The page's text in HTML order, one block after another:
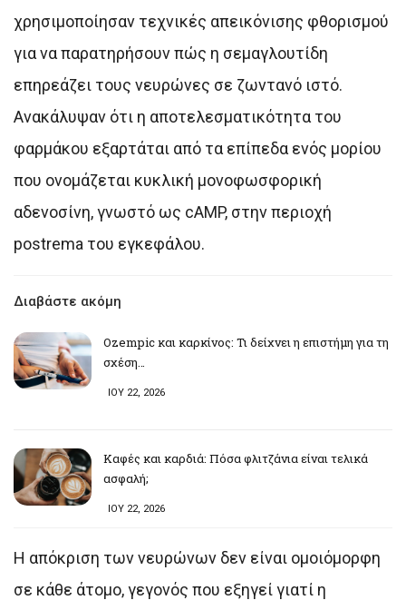
χρησιμοποίησαν τεχνικές απεικόνισης φθορισμού
για να παρατηρήσουν πώς η σεμαγλουτίδη
επηρεάζει τους νευρώνες σε ζωντανό ιστό.
Ανακάλυψαν ότι η αποτελεσματικότητα του
φαρμάκου εξαρτάται από τα επίπεδα ενός μορίου
που ονομάζεται κυκλική μονοφωσφορική
αδενοσίνη, γνωστό ως cAMP, στην περιοχή
postrema του εγκεφάλου.
Διαβάστε ακόμη
Ozempic και καρκίνος: Τι δείχνει η επιστήμη για τη
σχέση…
ΙΟΥ 22, 2026
Καφές και καρδιά: Πόσα φλιτζάνια είναι τελικά
ασφαλή;
ΙΟΥ 22, 2026
Η απόκριση των νευρώνων δεν είναι ομοιόμορφη
σε κάθε άτομο, γεγονός που εξηγεί γιατί η